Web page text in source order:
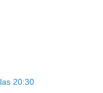
20:30